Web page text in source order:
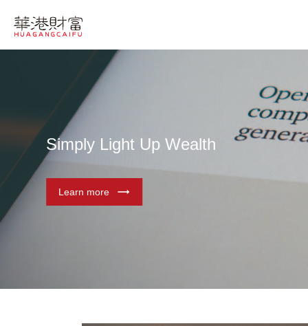
Simply Light Up Wealth
Learn more